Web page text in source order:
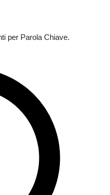
per Parola Chiave.